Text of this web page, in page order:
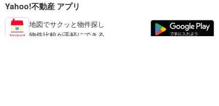
Yahoo!不動産 アプリ
地図でサクッと物件探し
物件比較が手軽にできる